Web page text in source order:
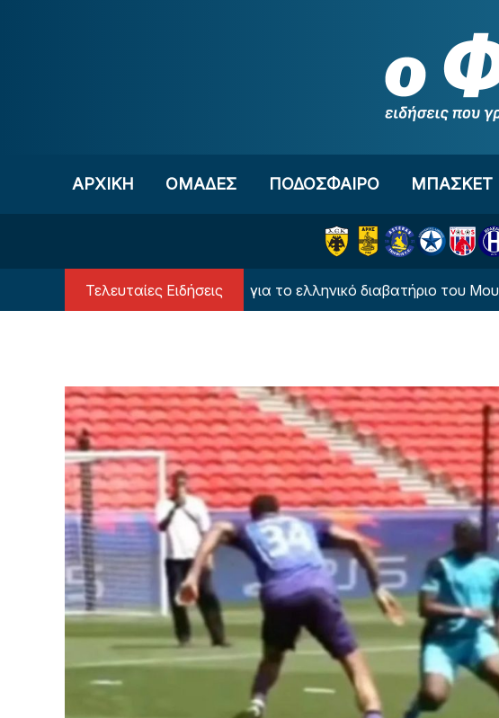
ΑΡΧΙΚΗ OΜΑΔΕΣ ΠΟΔΟΣΦΑΙΡΟ ΜΠΑΣΚΕΤ
Τελευταίες Ειδήσεις
Αντίστροφη μέτρηση για το ελληνικό διαβατήριο του Μουστάφα Φαλ!